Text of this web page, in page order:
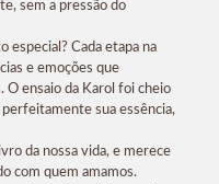
sem a pressão do
especial? Cada etapa na
e emoções que
O ensaio da Karol foi cheio
sua essência,
da nossa vida, e merece
com quem amamos.